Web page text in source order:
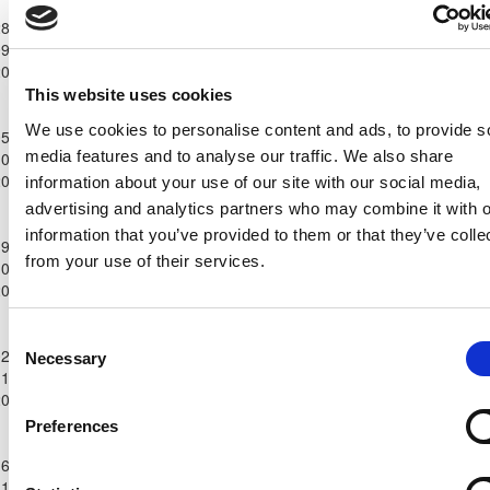
This website uses cookies
We use cookies to personalise content and ads, to provide
media features and to analyse our traffic. We also share
information about your use of our site with our social media,
advertising and analytics partners who may combine it with
information that you’ve provided to them or that they’ve
from your use of their services.
Selection
Necessary
Preferences
Ανώτατη
Κατηγορία
Παίδων
2024/25
2 0ΑΕΛ ΛΕΜΕΣΟΥ70'
Κατηγορία
Παίδων
Κ-14
2024/25
ΑΕΛ ΛΕΜΕΣΟΥ1 0 ΠΑΦΟΣ F.C. 43' 43'
Ανώτατη
Κατηγορία
Παίδων
2024/25
ΑΕΛ ΛΕΜΕΣΟΥ 5 0
Κατηγορία
2024/25